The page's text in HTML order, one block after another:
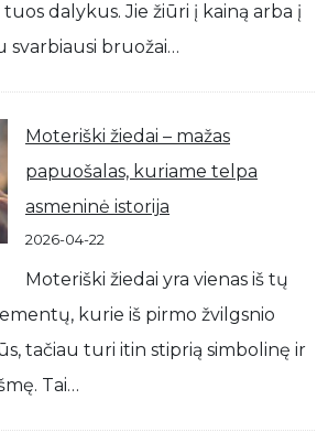
dalykus. Jie žiūri į kainą arba į
svarbiausi bruožai…
Moteriški žiedai – mažas
papuošalas, kuriame telpa
asmeninė istorija
2026-04-22
Moteriški žiedai yra vienas iš tų
kurie iš pirmo žvilgsnio
tačiau turi itin stiprią simbolinę ir
Tai…